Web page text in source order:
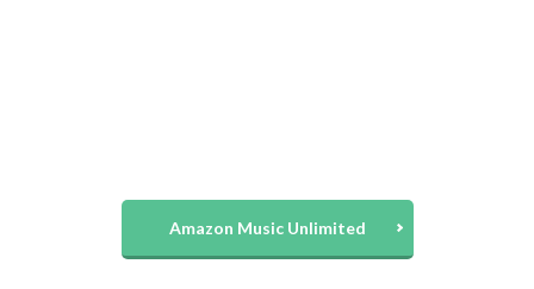
Amazon Music Unlimited